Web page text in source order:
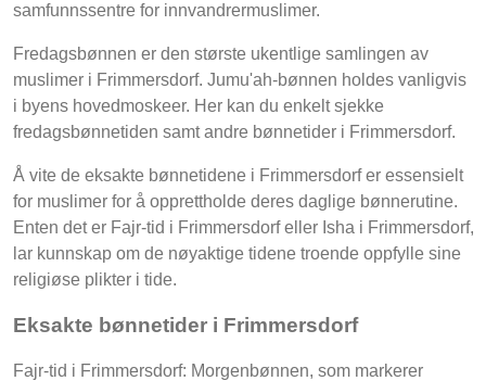
samfunnssentre for innvandrermuslimer.
Fredagsbønnen er den største ukentlige samlingen av
muslimer i Frimmersdorf. Jumu'ah-bønnen holdes vanligvis
i byens hovedmoskeer. Her kan du enkelt sjekke
fredagsbønnetiden samt andre bønnetider i Frimmersdorf.
Å vite de eksakte bønnetidene i Frimmersdorf er essensielt
for muslimer for å opprettholde deres daglige bønnerutine.
Enten det er Fajr-tid i Frimmersdorf eller Isha i Frimmersdorf,
lar kunnskap om de nøyaktige tidene troende oppfylle sine
religiøse plikter i tide.
Eksakte bønnetider i Frimmersdorf
Fajr-tid i Frimmersdorf: Morgenbønnen, som markerer